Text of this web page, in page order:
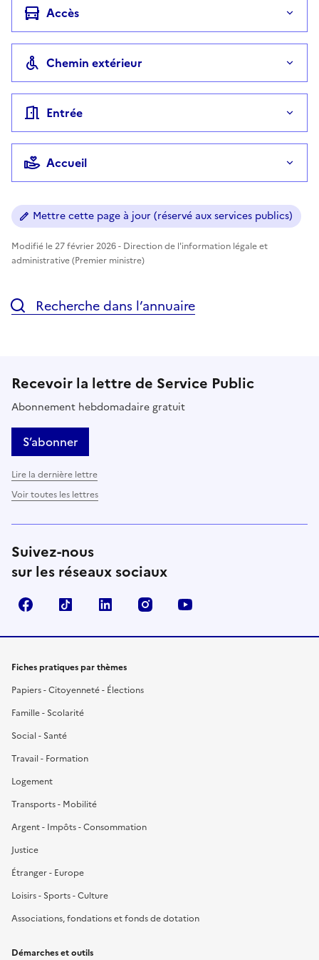
Accès
Chemin extérieur
Entrée
Accueil
Mettre cette page à jour (réservé aux services publics)
Modifié le 27 février 2026 - Direction de l'information légale et
administrative (Premier ministre)
Recherche dans l’annuaire
Recevoir la lettre de Service Public
Abonnement hebdomadaire gratuit
S’abonner
Lire la dernière lettre
Voir toutes les lettres
Suivez-nous
sur les réseaux sociaux
FacebookTikTok LinkedIn Instagram
Fiches pratiques par thèmes
Papiers - Citoyenneté - Élections
Famille - Scolarité
Social - Santé
Travail - Formation
Logement
Transports - Mobilité
Argent - Impôts - Consommation
Justice
Étranger - Europe
Loisirs - Sports - Culture
Associations, fondations et fonds de dotation
Démarches et outils